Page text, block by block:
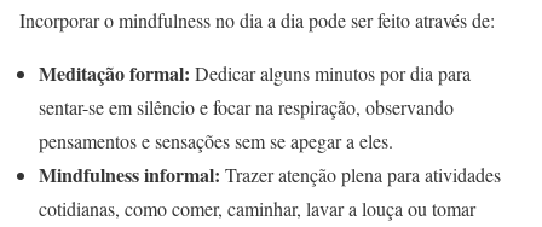
Incorporar o mindfulness no dia a dia pode ser feito através de:
Meditação formal: Dedicar alguns minutos por dia para
sentar-se em silêncio e focar na respiração, observando
pensamentos e sensações sem se apegar a eles.
Mindfulness informal: Trazer atenção plena para atividades
cotidianas, como comer, caminhar, lavar a louça ou tomar